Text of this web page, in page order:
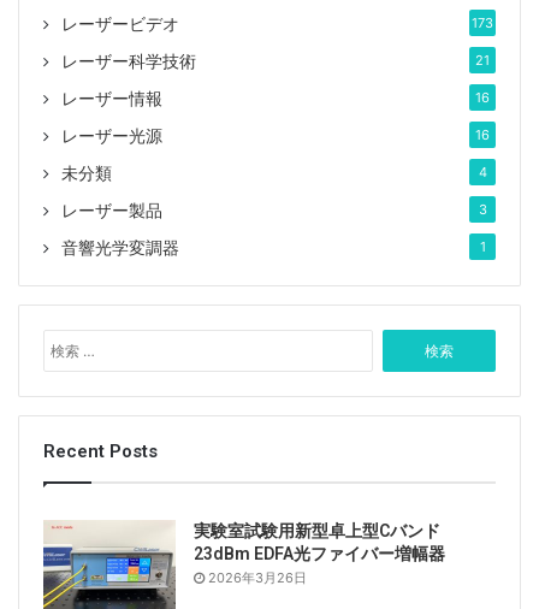
レーザービデオ 173
レーザー科学技術 21
レーザー情報 16
レーザー光源 16
未分類 4
レーザー製品 3
音響光学変調器 1
索
:
Recent Posts
実験室試験用新型卓上型Cバンド
23dBm EDFA光ファイバー増幅器
2026年3月26日